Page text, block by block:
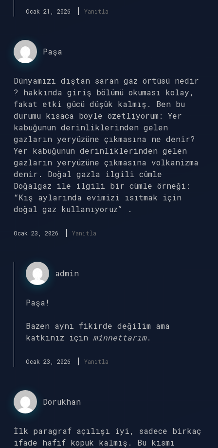
Ocak 21, 2026 Yanıtla
Paşa
Dünyamızı dıştan saran gaz örtüsü nedir
? hakkında giriş bölümü okuması kolay,
fakat etki gücü düşük kalmış. Ben bu
durumu kısaca böyle özetliyorum: Yer
kabuğunun derinliklerinden gelen
gazların yeryüzüne çıkmasına ne denir?
Yer kabuğunun derinliklerinden gelen
gazların yeryüzüne çıkmasına volkanizma
denir. Doğal gazla ilgili cümle
Doğalgaz ile ilgili bir cümle örneği:
“Kış aylarında evimizi ısıtmak için
doğal gaz kullanıyoruz” .
Ocak 23, 2026 Yanıtla
admin
Paşa!
Bazen aynı fikirde değilim ama
katkınız için minnettarım.
Ocak 23, 2026 Yanıtla
Dorukhan
İlk paragraf açılışı iyi, sadece birkaç
ifade hafif kopuk kalmış. Bu kısmı